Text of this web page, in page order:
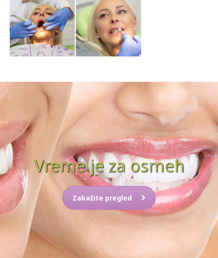
Vreme je za osmeh
Zakažite pregled